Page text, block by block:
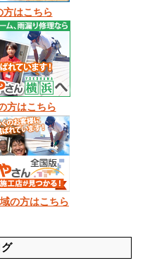
方はこちら
方はこちら
の方はこちら